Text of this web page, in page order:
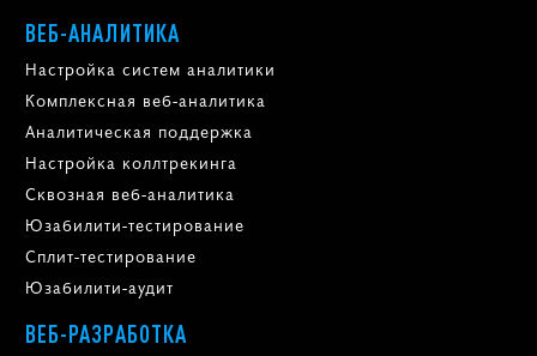
ВЕБ-АНАЛИТИКА
Настройка систем аналитики
Комплексная веб-аналитика
Аналитическая поддержка
Настройка коллтрекинга
Сквозная веб-аналитика
Юзабилити-тестирование
Сплит-тестирование
Юзабилити-аудит
ВЕБ-РАЗРАБОТКА